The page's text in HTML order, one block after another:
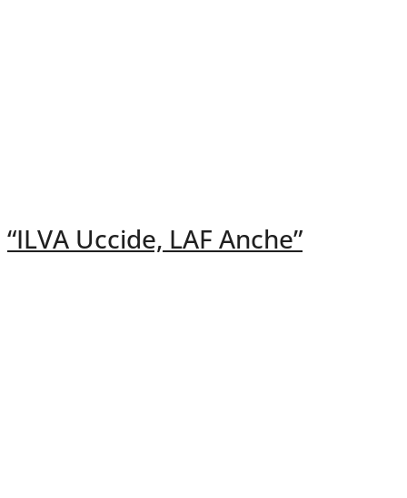
“ILVA Uccide, LAF Anche”